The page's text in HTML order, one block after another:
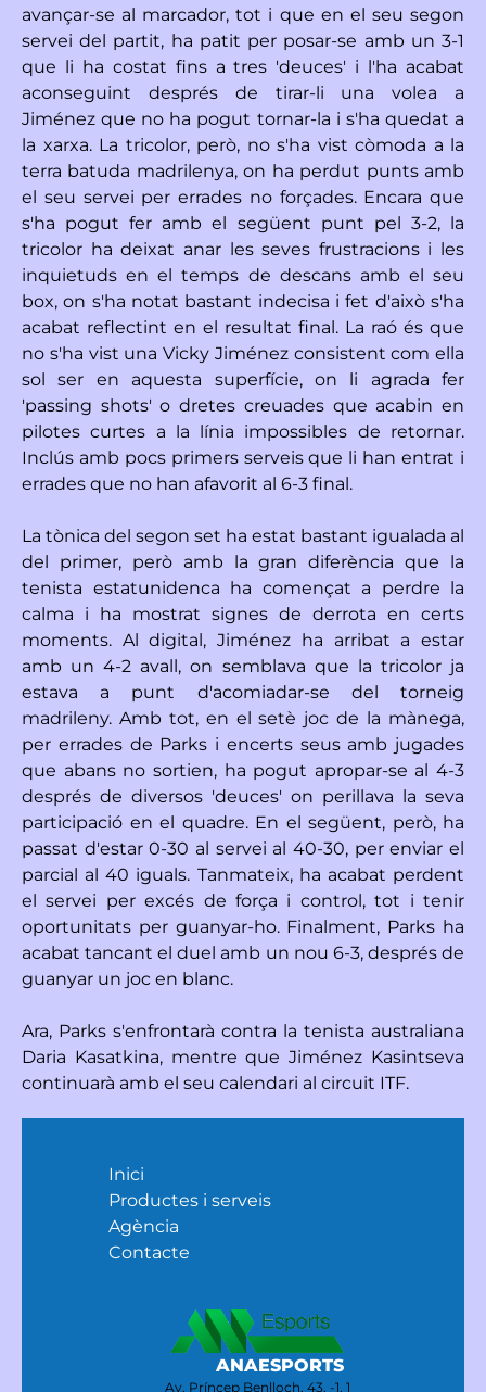
avançar-se al marcador, tot i que en el seu segon
servei del partit, ha patit per posar-se amb un 3-1
que li ha costat fins a tres 'deuces' i l'ha acabat
aconseguint després de tirar-li una volea a
Jiménez que no ha pogut tornar-la i s'ha quedat a
la xarxa. La tricolor, però, no s'ha vist còmoda a la
terra batuda madrilenya, on ha perdut punts amb
el seu servei per errades no forçades. Encara que
s'ha pogut fer amb el següent punt pel 3-2, la
tricolor ha deixat anar les seves frustracions i les
inquietuds en el temps de descans amb el seu
box, on s'ha notat bastant indecisa i fet d'això s'ha
acabat reflectint en el resultat final. La raó és que
no s'ha vist una Vicky Jiménez consistent com ella
sol ser en aquesta superfície, on li agrada fer
'passing shots' o dretes creuades que acabin en
pilotes curtes a la línia impossibles de retornar.
Inclús amb pocs primers serveis que li han entrat i
errades que no han afavorit al 6-3 final.
La tònica del segon set ha estat bastant igualada al
del primer, però amb la gran diferència que la
tenista estatunidenca ha començat a perdre la
calma i ha mostrat signes de derrota en certs
moments. Al digital, Jiménez ha arribat a estar
amb un 4-2 avall, on semblava que la tricolor ja
estava a punt d'acomiadar-se del torneig
madrileny. Amb tot, en el setè joc de la mànega,
per errades de Parks i encerts seus amb jugades
que abans no sortien, ha pogut apropar-se al 4-3
després de diversos 'deuces' on perillava la seva
participació en el quadre. En el següent, però, ha
passat d'estar 0-30 al servei al 40-30, per enviar el
parcial al 40 iguals. Tanmateix, ha acabat perdent
el servei per excés de força i control, tot i tenir
oportunitats per guanyar-ho. Finalment, Parks ha
acabat tancant el duel amb un nou 6-3, després de
guanyar un joc en blanc.
Ara, Parks s'enfrontarà contra la tenista australiana
Daria Kasatkina, mentre que Jiménez Kasintseva
continuarà amb el seu calendari al circuit ITF.
Inici
Productes i serveis
Agència
Contacte
ANAESPORTS
Av. Príncep Benlloch, 43, -1, 1